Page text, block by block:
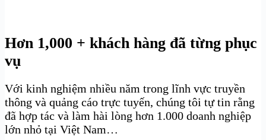
Hơn 1,000 + khách hàng đã từng phục
vụ
Với kinh nghiệm nhiều năm trong lĩnh vực truyền
thông và quảng cáo trực tuyến, chúng tôi tự tin rằng
đã hợp tác và làm hài lòng hơn 1.000 doanh nghiệp
lớn nhỏ tại Việt Nam…